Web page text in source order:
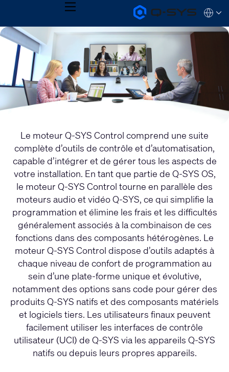
Q-
SYS
Audio
Products
Homepage
MENU
QSYS.com (English)
India (English)
Deutsch
Español
Français
日本語
한국어
Le moteur Q-SYS Control comprend une suite
complète d’outils de contrôle et d’automatisation,
capable d’intégrer et de gérer tous les aspects de
votre installation. En tant que partie de Q-SYS OS,
le moteur Q-SYS Control tourne en parallèle des
moteurs audio et vidéo Q-SYS, ce qui simplifie la
programmation et élimine les frais et les difficultés
généralement associés à la combinaison de ces
fonctions dans des composants hétérogènes. Le
moteur Q-SYS Control dispose d’outils adaptés à
chaque niveau de confort de programmation au
sein d’une plate-forme unique et évolutive,
notamment des options sans code pour gérer des
produits Q-SYS natifs et des composants matériels
et logiciels tiers. Les utilisateurs finaux peuvent
facilement utiliser les interfaces de contrôle
utilisateur (UCI) de Q-SYS via les appareils Q-SYS
natifs ou depuis leurs propres appareils.